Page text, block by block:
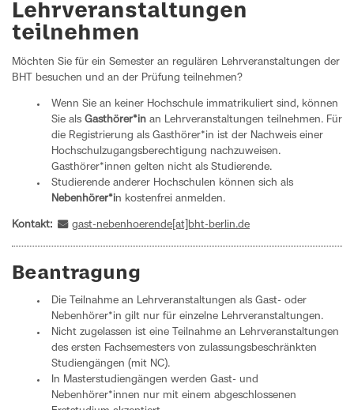
Lehrveranstaltungen
teilnehmen
Möchten Sie für ein Semester an regulären Lehrveranstaltungen der
BHT besuchen und an der Prüfung teilnehmen?
Wenn Sie an keiner Hochschule immatrikuliert sind, können
Sie als Gasthörer*in an Lehrveranstaltungen teilnehmen. Für
die Registrierung als Gasthörer*in ist der Nachweis einer
Hochschulzugangsberechtigung nachzuweisen.
Gasthörer*innen gelten nicht als Studierende.
Studierende anderer Hochschulen können sich als
Nebenhörer*in kostenfrei anmelden.
Kontakt: gast-nebenhoerende[at]bht-berlin.de
Beantragung
Die Teilnahme an Lehrveranstaltungen als Gast- oder
Nebenhörer*in gilt nur für einzelne Lehrveranstaltungen.
Nicht zugelassen ist eine Teilnahme an Lehrveranstaltungen
des ersten Fachsemesters von zulassungsbeschränkten
Studiengängen (mit NC).
In Masterstudiengängen werden Gast- und
Nebenhörer*innen nur mit einem abgeschlossenen